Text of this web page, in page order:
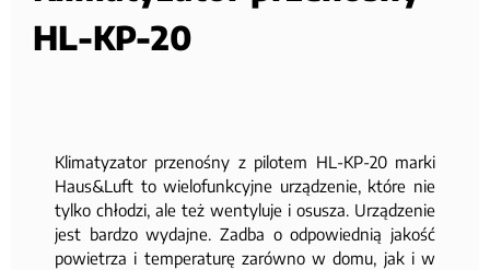
HL-KP-20
Klimatyzator przenośny z pilotem HL-KP-20 marki
Haus&Luft to wielofunkcyjne urządzenie, które nie
tylko chłodzi, ale też wentyluje i osusza. Urządzenie
jest bardzo wydajne. Zadba o odpowiednią jakość
powietrza i temperaturę zarówno w domu, jak i w